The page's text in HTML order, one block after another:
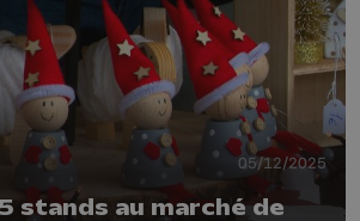
05/12/2025
stands au marché de